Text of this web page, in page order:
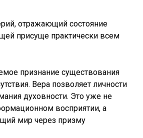
отражающий состояние
присуще практически всем
признание существования
Вера позволяет личности
духовности. Это уже не
восприятии, а
мир через призму